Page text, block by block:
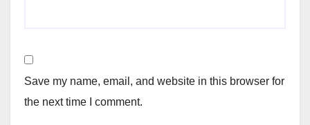
Save my name, email, and website in this browser for
the next time I comment.